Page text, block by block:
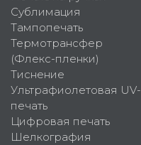
Сублимация
Тампопечать
Термотрансфер
(Флекс-пленки)
Тиснение
Ультрафиолетовая UV-
печать
Цифровая печать
Шелкография